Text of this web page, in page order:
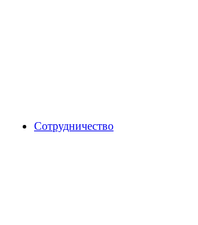
Сотрудничество